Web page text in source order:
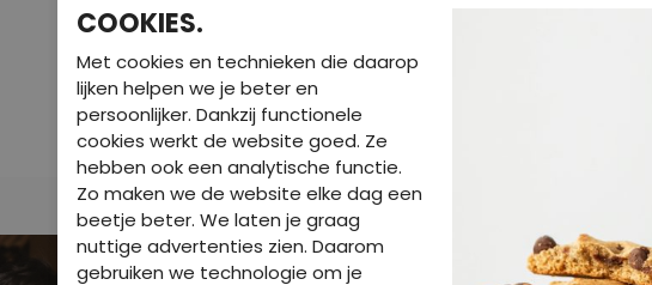
DIT IS OOK LEUK
COOKIES.
Met cookies en technieken die daarop
lijken helpen we je beter en
persoonlijker. Dankzij functionele
cookies werkt de website goed. Ze
hebben ook een analytische functie.
Zo maken we de website elke dag een
beetje beter. We laten je graag
nuttige advertenties zien. Daarom
gebruiken we technologie om je